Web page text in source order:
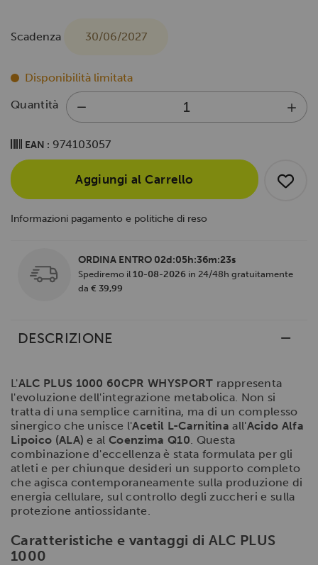
Scadenza 30/06/2027
Disponibilità limitata
Quantità
EAN : 974103057
Aggiungi al Carrello
Informazioni pagamento e politiche di reso
ORDINA ENTRO 02d:05h:36m:23s
Spediremo il 10-08-2026 in 24/48h gratuitamente
da € 39,99
DESCRIZIONE
L'ALC PLUS 1000 60CPR WHYSPORT rappresenta
l'evoluzione dell'integrazione metabolica. Non si
tratta di una semplice carnitina, ma di un complesso
sinergico che unisce l'Acetil L-Carnitina all'Acido Alfa
Lipoico (ALA) e alCoenzima Q10 . Questa
combinazione d'eccellenza è stata formulata per gli
atleti e per chiunque desideri un supporto completo
che agisca contemporaneamente sulla produzione di
energia cellulare, sul controllo degli zuccheri e sulla
protezione antiossidante.
Caratteristiche e vantaggi di ALC PLUS
1000